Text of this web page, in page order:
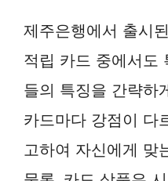
제주은행에서 출시
적립 카드 중에서도
들의 특징을 간략하
카드마다 강점이 다
고하여 자신에게 맞